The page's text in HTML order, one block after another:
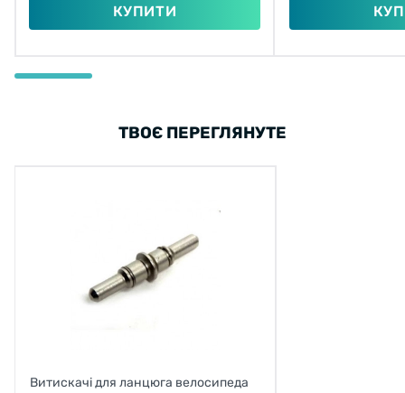
КУПИТИ
ТВОЄ ПЕРЕГЛЯНУТЕ
Витискачі для ланцюга велосипеда